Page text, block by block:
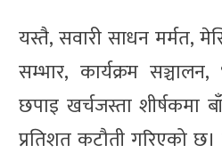
यस्तै, सवारी साधन मर्मत,
सम्भार, कार्यक्रम सञ्चालन,
छपाइ खर्चजस्ता शीर्षकमा
प्रतिशत कटौती गरिएको